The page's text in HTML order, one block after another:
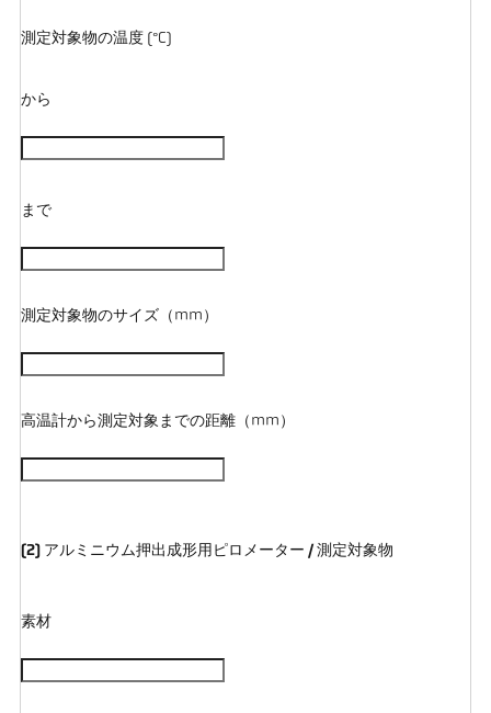
測定対象物の温度 (°C)
から
まで
測定対象物のサイズ（mm）
高温計から測定対象までの距離（mm）
(2) アルミニウム押出成形用ピロメーター / 測定対象物
素材